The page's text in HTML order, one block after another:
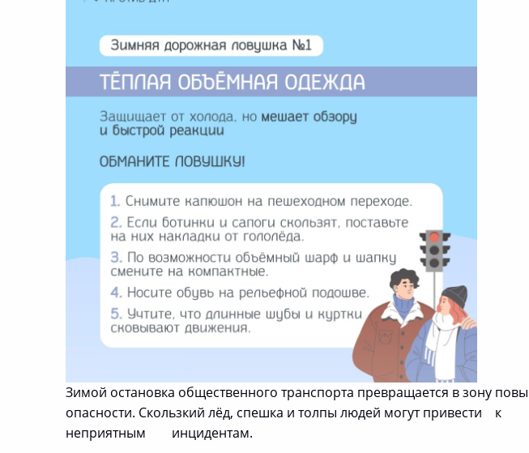
Зимой остановка общественного транспорта превращается в зону
опасности. Скользкий лёд, спешка и толпы людей могут привести к
неприятным инцидентам.